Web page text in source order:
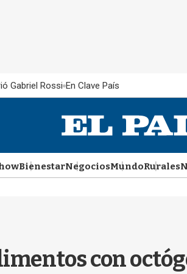
Gabriel Rossi En Clave País
BienestarNegociosMundoRurales
con